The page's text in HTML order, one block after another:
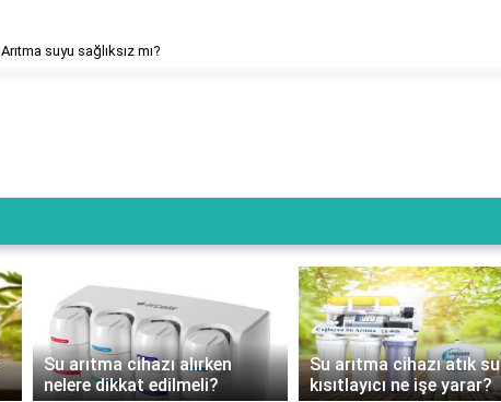
Arıtma suyu sağlıksız mı?
Su arıtma cihazı alırken
nelere dikkat edilmeli?
Su arıtma cihazı atık su
kısıtlayıcı ne işe yarar?